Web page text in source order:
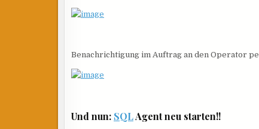
Benachrichtigung im Auftrag an den Operator
Und nun: SQLAgent neu starten!!